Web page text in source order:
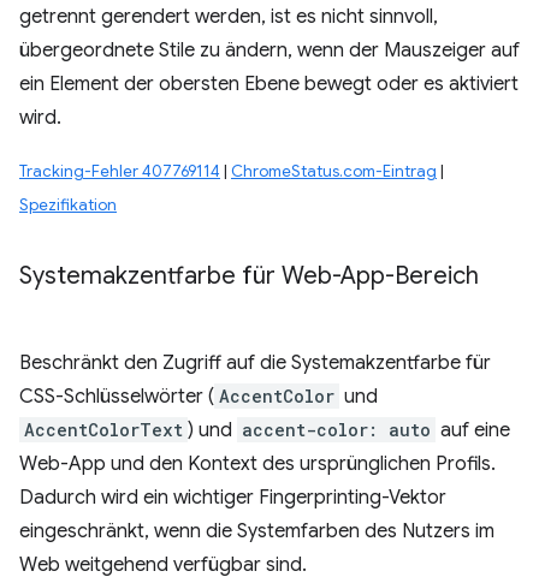
getrennt gerendert werden, ist es nicht sinnvoll,
übergeordnete Stile zu ändern, wenn der Mauszeiger auf
ein Element der obersten Ebene bewegt oder es aktiviert
wird.
Tracking-Fehler 407769114 | ChromeStatus.com-Eintrag |
Spezifikation
Systemakzentfarbe für Web-App-Bereich
Beschränkt den Zugriff auf die Systemakzentfarbe für
CSS-Schlüsselwörter ( AccentColor und
AccentColorText ) und accent-color: auto auf eine
Web-App und den Kontext des ursprünglichen Profils.
Dadurch wird ein wichtiger Fingerprinting-Vektor
eingeschränkt, wenn die Systemfarben des Nutzers im
Web weitgehend verfügbar sind.